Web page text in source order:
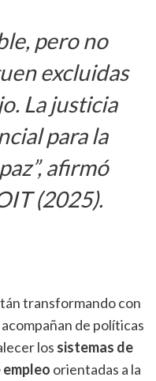
pero no
excluidas
La justicia
para la
afirmó
(2025).
transformando con
de políticas
los sistemas de
orientadas a la